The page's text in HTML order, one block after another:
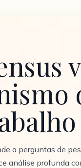
a perguntas de
análise profunda